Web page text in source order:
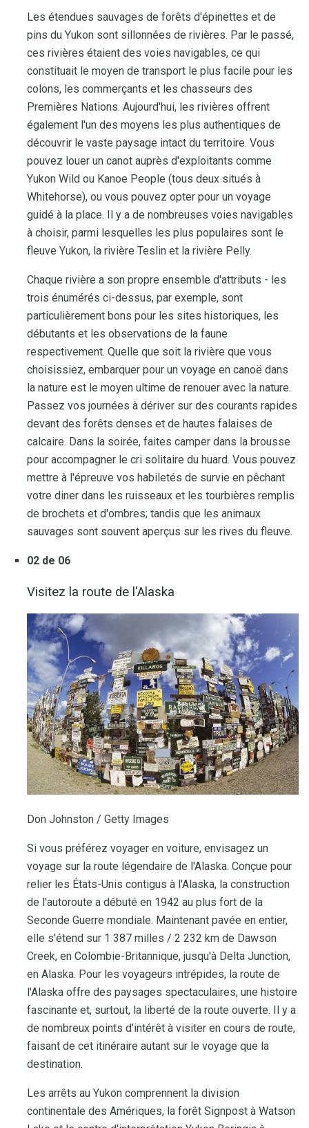
Les étendues sauvages de forêts d'épinettes et de
pins du Yukon sont sillonnées de rivières. Par le passé,
ces rivières étaient des voies navigables, ce qui
constituait le moyen de transport le plus facile pour les
colons, les commerçants et les chasseurs des
Premières Nations. Aujourd'hui, les rivières offrent
également l'un des moyens les plus authentiques de
découvrir le vaste paysage intact du territoire. Vous
pouvez louer un canot auprès d'exploitants comme
Yukon Wild ou Kanoe People (tous deux situés à
Whitehorse), ou vous pouvez opter pour un voyage
guidé à la place. Il y a de nombreuses voies navigables
à choisir, parmi lesquelles les plus populaires sont le
fleuve Yukon, la rivière Teslin et la rivière Pelly.
Chaque rivière a son propre ensemble d'attributs - les
trois énumérés ci-dessus, par exemple, sont
particulièrement bons pour les sites historiques, les
débutants et les observations de la faune
respectivement. Quelle que soit la rivière que vous
choisissiez, embarquer pour un voyage en canoë dans
la nature est le moyen ultime de renouer avec la nature.
Passez vos journées à dériver sur des courants rapides
devant des forêts denses et de hautes falaises de
calcaire. Dans la soirée, faites camper dans la brousse
pour accompagner le cri solitaire du huard. Vous pouvez
mettre à l'épreuve vos habiletés de survie en pêchant
votre diner dans les ruisseaux et les tourbières remplis
de brochets et d'ombres; tandis que les animaux
sauvages sont souvent aperçus sur les rives du fleuve.
02 de 06
Visitez la route de l'Alaska
Don Johnston / Getty Images
Si vous préférez voyager en voiture, envisagez un
voyage sur la route légendaire de l'Alaska. Conçue pour
relier les États-Unis contigus à l'Alaska, la construction
de l'autoroute a débuté en 1942 au plus fort de la
Seconde Guerre mondiale. Maintenant pavée en entier,
elle s'étend sur 1 387 milles / 2 232 km de Dawson
Creek, en Colombie-Britannique, jusqu'à Delta Junction,
en Alaska. Pour les voyageurs intrépides, la route de
l'Alaska offre des paysages spectaculaires, une histoire
fascinante et, surtout, la liberté de la route ouverte. Il y a
de nombreux points d'intérêt à visiter en cours de route,
faisant de cet itinéraire autant sur le voyage que la
destination.
Les arrêts au Yukon comprennent la division
continentale des Amériques, la forêt Signpost à Watson